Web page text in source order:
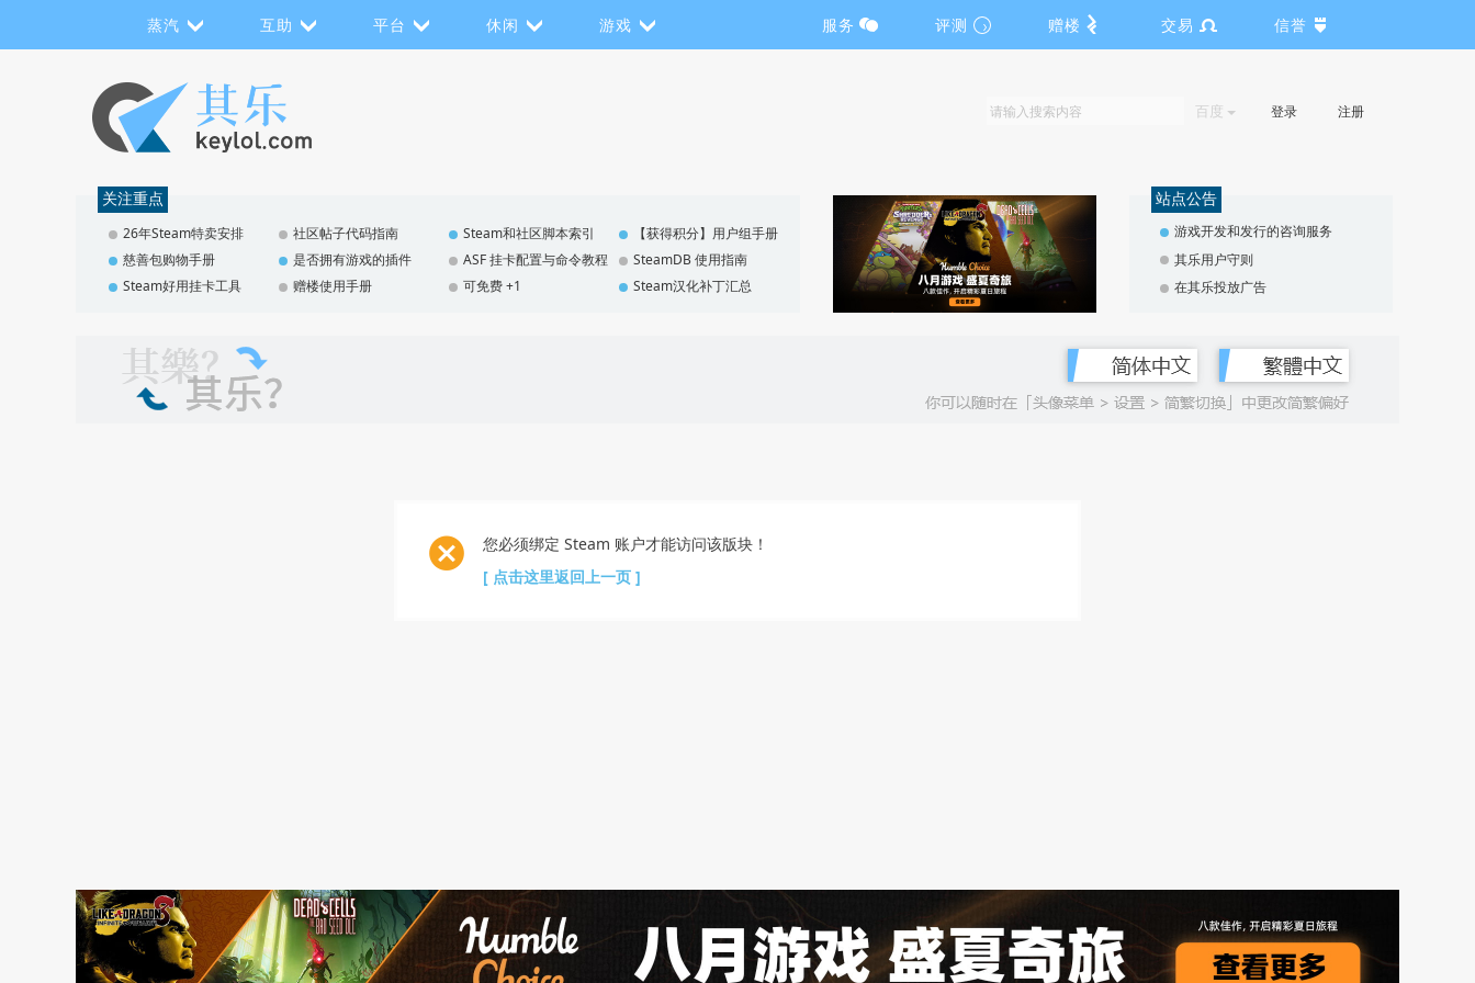
蒸汽 互助 平台 休闲 游戏 服务 评测 赠楼 交易 信誉
百度 登录 注册
关注重点
26年Steam特卖安排 社区帖子代码指南 Steam和社区脚本索引
【获得积分】用户组手册
慈善包购物手册
是否拥有游戏的插件 ASF 挂卡配置与命令教程
SteamDB 使用指南
Steam好用挂卡工具
赠楼使用手册 可免费 +1 Steam汉化补丁汇总
站点公告
游戏开发和发行的咨询服务
其乐用户守则
在其乐投放广告
您必须绑定 Steam 账户才能访问该版块！
[ 点击这里返回上一页 ]